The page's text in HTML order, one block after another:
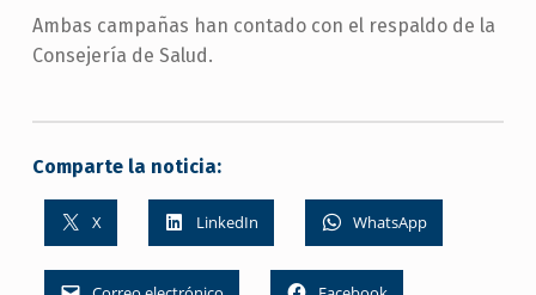
Ambas campañas han contado con el respaldo de la
Consejería de Salud.
Comparte la noticia:
X LinkedIn WhatsApp